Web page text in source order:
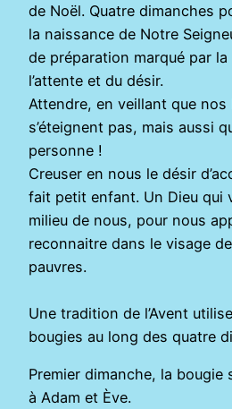
de Noël. Quatre dimanches
la naissance de Notre
de préparation marqué par
l’attente et du désir.
Attendre, en veillant que nos
s’éteignent pas, mais aussi
personne !
Creuser en nous le désir
fait petit enfant. Un Dieu qui
milieu de nous, pour nous
reconnaitre dans le visage
pauvres.
Une tradition de l’Avent
bougies au long des quatre
Premier dimanche, la bougie
à Adam et Ève.